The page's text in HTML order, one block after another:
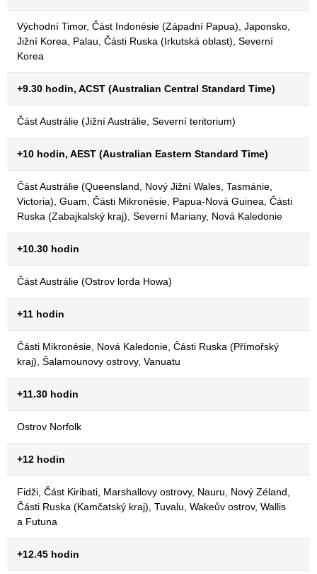
Východní Timor, Část Indonésie (Západní Papua), Japonsko,
Jižní Korea, Palau, Části Ruska (Irkutská oblast), Severní
Korea
+9.30 hodin, ACST (Australian Central Standard Time)
Část Austrálie (Jižní Austrálie, Severní teritorium)
+10 hodin, AEST (Australian Eastern Standard Time)
Část Austrálie (Queensland, Nový Jižní Wales, Tasmánie,
Victoria), Guam, Části Mikronésie, Papua-Nová Guinea, Části
Ruska (Zabajkalský kraj), Severní Mariany, Nová Kaledonie
+10.30 hodin
Část Austrálie (Ostrov lorda Howa)
+11 hodin
Části Mikronésie, Nová Kaledonie, Části Ruska (Přímořský
kraj), Šalamounovy ostrovy, Vanuatu
+11.30 hodin
Ostrov Norfolk
+12 hodin
Fidži, Část Kiribati, Marshallovy ostrovy, Nauru, Nový Zéland,
Části Ruska (Kamčatský kraj), Tuvalu, Wakeův ostrov, Wallis
a Futuna
+12.45 hodin